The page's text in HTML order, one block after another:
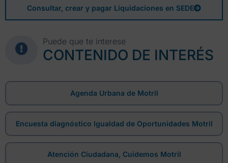
Consultar, crear y pagar Liquidaciones en SEDE
Puede que te interese
CONTENIDO DE INTERÉS
Agenda Urbana de Motril
Encuesta diagnóstico Igualdad de Oportunidades Motril
Atención Ciudadana, Cuidemos Motril